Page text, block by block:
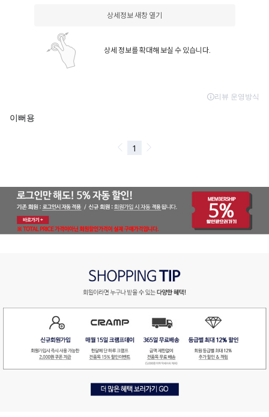
상세정보 새창 열기
상세 정보를 확대해 보실 수 있습니다.